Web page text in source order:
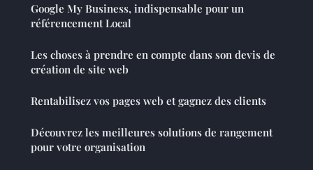
Google My Business, indispensable pour un
référencement Local
Les choses à prendre en compte dans son devis de
création de site web
Rentabilisez vos pages web et gagnez des clients
Découvrez les meilleures solutions de rangement
pour votre organisation